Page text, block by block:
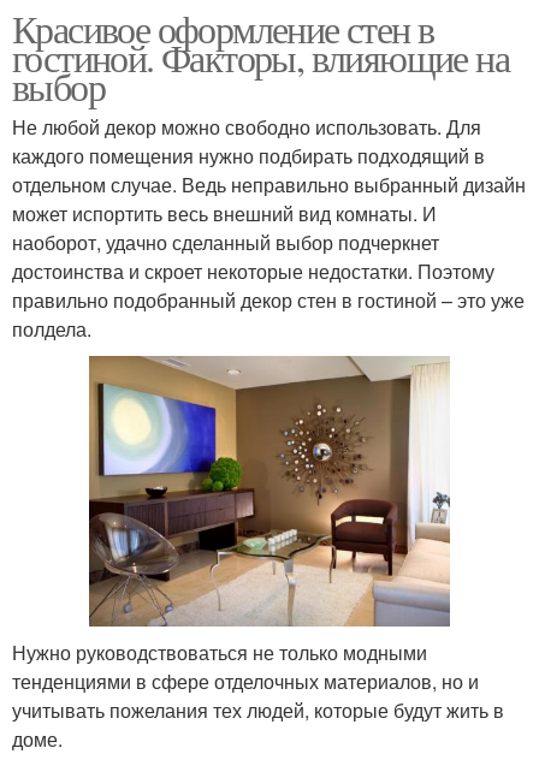
Красивое оформление стен в
гостиной. Факторы, влияющие на
выбор
Не любой декор можно свободно использовать. Для
каждого помещения нужно подбирать подходящий в
отдельном случае. Ведь неправильно выбранный дизайн
может испортить весь внешний вид комнаты. И
наоборот, удачно сделанный выбор подчеркнет
достоинства и скроет некоторые недостатки. Поэтому
правильно подобранный декор стен в гостиной – это уже
полдела.
Нужно руководствоваться не только модными
тенденциями в сфере отделочных материалов, но и
учитывать пожелания тех людей, которые будут жить в
доме.